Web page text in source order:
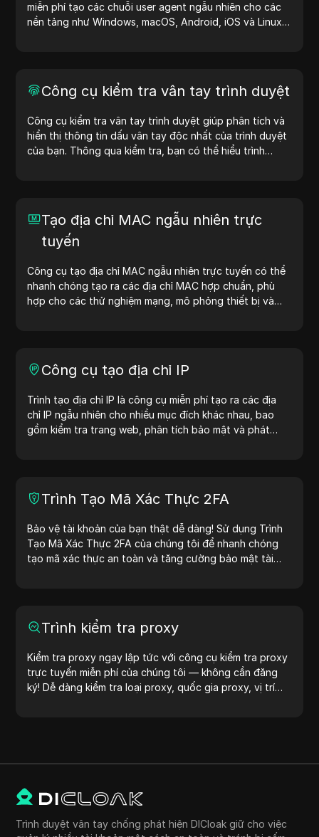
miễn phí tạo các chuỗi user agent ngẫu nhiên cho các
nền tảng như Windows, macOS, Android, iOS và Linux.
Đơn giản hóa quy trình làm việc của bạn—bắt đầu tạo
user agent ngay hôm nay!
Công cụ kiểm tra vân tay trình duyệt
Công cụ kiểm tra vân tay trình duyệt giúp phân tích và
hiển thị thông tin dấu vân tay độc nhất của trình duyệt
của bạn. Thông qua kiểm tra, bạn có thể hiểu trình
Tạo địa chỉ MAC ngẫu nhiên trực
tuyến
Công cụ tạo địa chỉ MAC ngẫu nhiên trực tuyến có thể
nhanh chóng tạo ra các địa chỉ MAC hợp chuẩn, phù
hợp cho các thử nghiệm mạng, mô phỏng thiết bị và
Công cụ tạo địa chỉ IP
Trình tạo địa chỉ IP là công cụ miễn phí tạo ra các địa
chỉ IP ngẫu nhiên cho nhiều mục đích khác nhau, bao
gồm kiểm tra trang web, phân tích bảo mật và phát
riêng tư và nhiều mục đích khác. Đơn giản hóa quy trình
làm việc và cải thiện quá trình phát triển — tạo địa chỉ
Trình Tạo Mã Xác Thực 2FA
Bảo vệ tài khoản của bạn thật dễ dàng! Sử dụng Trình
Tạo Mã Xác Thực 2FA của chúng tôi để nhanh chóng
tạo mã xác thực an toàn và tăng cường bảo mật tài
Trình kiểm tra proxy
Kiểm tra proxy ngay lập tức với công cụ kiểm tra proxy
trực tuyến miễn phí của chúng tôi — không cần đăng
ký! Dễ dàng kiểm tra loại proxy, quốc gia proxy, vị trí
Trình duyệt vân tay chống phát hiện DICloak giữ cho việc